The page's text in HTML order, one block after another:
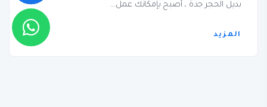
بديل الحجر جدة ، أصبح بإمكانك عمل...
المزيد